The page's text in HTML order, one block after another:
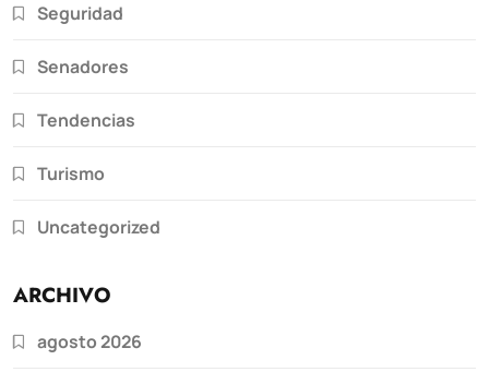
Seguridad
Senadores
Tendencias
Turismo
Uncategorized
ARCHIVO
agosto 2026